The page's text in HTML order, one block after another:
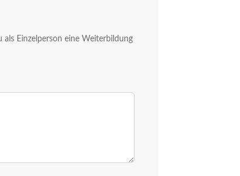
Einzelperson eine Weiterbildung